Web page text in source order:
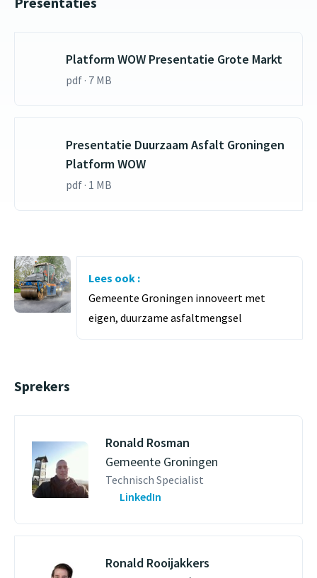
Platform WOW Presentatie Grote Markt
pdf · 7 MB
Presentatie Duurzaam Asfalt Groningen
Platform WOW
pdf · 1 MB
Lees ook :
Gemeente Groningen innoveert met
eigen, duurzame asfaltmengsel
Sprekers
Ronald Rosman
Gemeente Groningen
Technisch Specialist
LinkedIn
Ronald Rooijakkers